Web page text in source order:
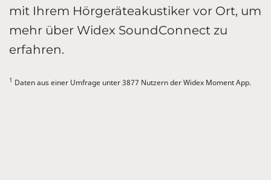
mit Ihrem Hörgeräteakustiker vor Ort, um
mehr über Widex SoundConnect zu
erfahren.
1 Daten aus einer Umfrage unter 3877 Nutzern der Widex Moment App.